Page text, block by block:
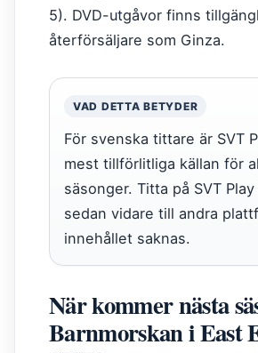
5). DVD-utgåvor finns
återförsäljare som Ginza.
VAD DETTA BETYDER
För svenska tittare är SVT
mest tillförlitliga källan för
säsonger. Titta på SVT
sedan vidare till andra
innehållet saknas.
När kommer nästa
Barnmorskan i East